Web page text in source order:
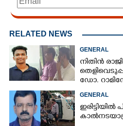
RELATED NEWS
GENERAL
നിതിൻ
ഡോ.
GENERAL
ഇരിട്ടിയിൽ